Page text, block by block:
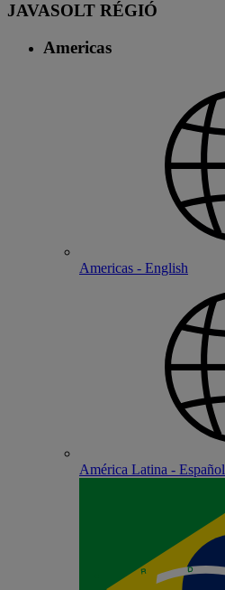
JAVASOLT RÉGIÓ
Americas
Americas - English
América Latina - Español